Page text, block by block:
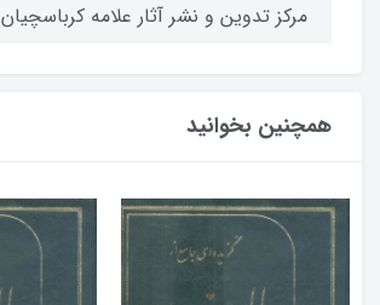
مركز تدوين و نشر آثار علامه كرباسچيان
همچنین بخوانید